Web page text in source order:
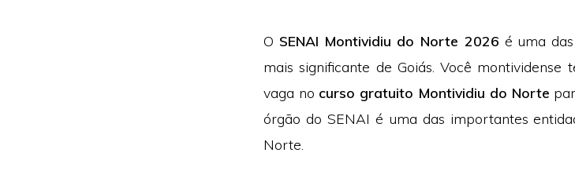
O SENAI Montividiu do Norte 2026 é uma
mais significante de Goiás. Você
vaga no curso gratuito Montividiu do Norte
órgão do SENAI é uma das importantes
Norte.